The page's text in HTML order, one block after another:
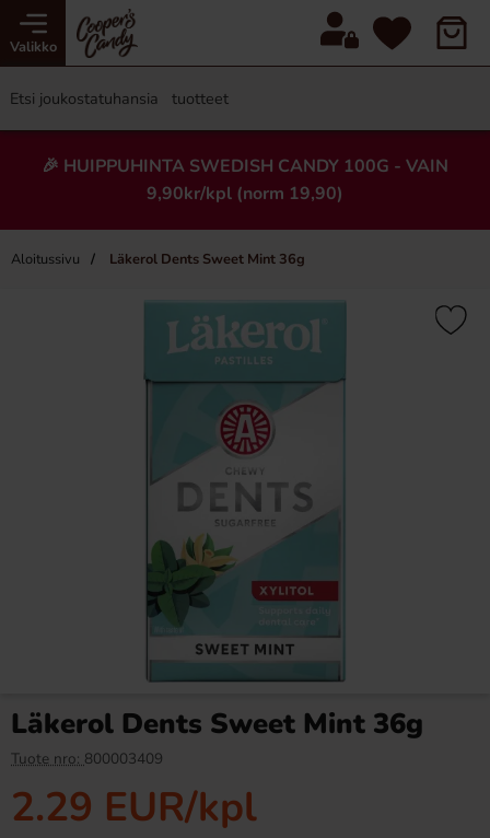
Valikko
🎉 HUIPPUHINTA SWEDISH CANDY 100G - VAIN
9,90kr/kpl (norm 19,90)
Aloitussivu Läkerol Dents Sweet Mint 36g
×
Ramlösa Kirsikka 33cl
Osta
Butterfinger suklaa 53,8g
Läkerol Dents Sweet Mint 36g
Tuote nro: 800003409
2.29 EUR/kpl